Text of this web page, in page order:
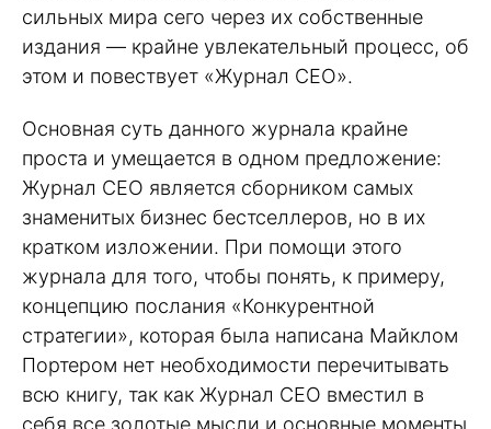
сильных мира сего через их собственные
издания — крайне увлекательный процесс, об
этом и повествует «Журнал СЕО».
Основная суть данного журнала крайне
проста и умещается в одном предложение:
Журнал СЕО является сборником самых
знаменитых бизнес бестселлеров, но в их
кратком изложении. При помощи этого
журнала для того, чтобы понять, к примеру,
концепцию послания «Конкурентной
стратегии», которая была написана Майклом
Портером нет необходимости перечитывать
всю книгу, так как Журнал СЕО вместил в